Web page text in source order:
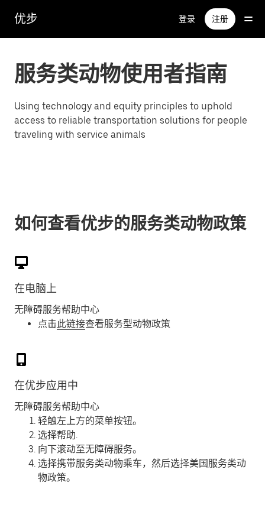
优步 登录 注册
服务类动物使用者指南
Using technology and equity principles to uphold
access to reliable transportation solutions for people
traveling with service animals
如何查看优步的服务类动物政策
在电脑上
无障碍服务帮助中心
点击此链接查看服务型动物政策
在优步应用中
无障碍服务帮助中心
轻触左上方的菜单按钮。
选择帮助.
向下滚动至无障碍服务。
选择携带服务类动物乘车，然后选择美国服务类动
物政策。